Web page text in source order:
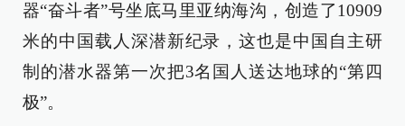
器“奋斗者”号坐底马里亚纳海沟，创造了10909
米的中国载人深潜新纪录，这也是中国自主研
制的潜水器第一次把3名国人送达地球的“第四
极”。